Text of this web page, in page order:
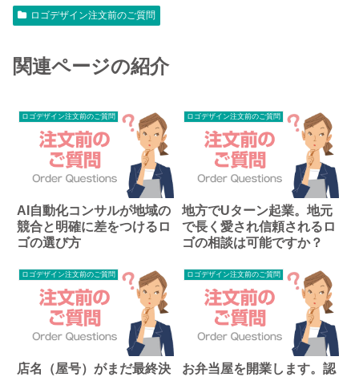
ロゴデザイン注文前のご質問
関連ページの紹介
ロゴデザイン注文前のご質問
AI自動化コンサルが地域の
競合と明確に差をつけるロ
ゴの選び方
ロゴデザイン注文前のご質問
地方でUターン起業。地元
で長く愛され信頼されるロ
ゴの相談は可能ですか？
ロゴデザイン注文前のご質問
店名（屋号）がまだ最終決
ロゴデザイン注文前のご質問
お弁当屋を開業します。認